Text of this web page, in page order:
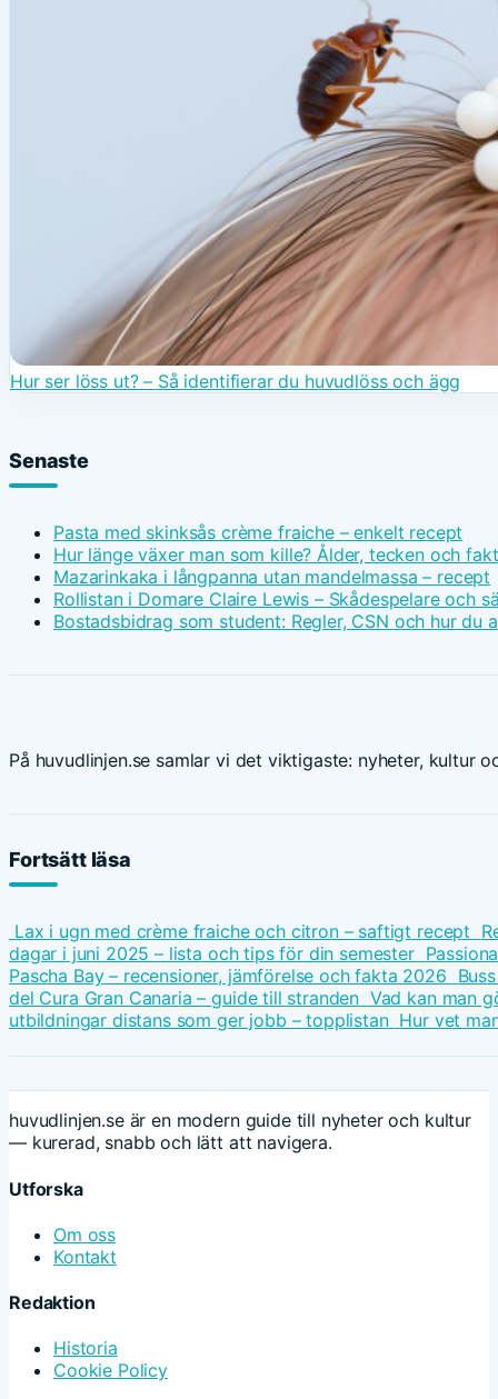
Hur ser löss ut? – Så identifierar du huvudlöss och ägg
Senaste
Pasta med skinksås crème fraiche – enkelt recept
Hur länge växer man som kille? Ålder, tecken och
Mazarinkaka i långpanna utan mandelmassa – recept
Rollistan i Domare Claire Lewis – Skådespelare och
Bostadsbidrag som student: Regler, CSN och hur du
På huvudlinjen.se samlar vi det viktigaste: nyheter, kultur
Fortsätt läsa
Lax i ugn med crème fraiche och citron – saftigt recept
dagar i juni 2025 – lista och tips för din semester
Pascha Bay – recensioner, jämförelse och fakta 2026
del Cura Gran Canaria – guide till stranden Vad kan man
utbildningar distans som ger jobb – topplistan Hur vet
huvudlinjen.se är en modern guide till nyheter och kultur
— kurerad, snabb och lätt att navigera.
Utforska
Om oss
Kontakt
Redaktion
Historia
Cookie Policy